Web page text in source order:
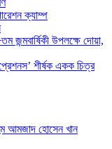
ক্যাম্প
উপলক্ষে দোয়া,
শীর্ষক একক চিত্র
আমজাদ হোসেন খান